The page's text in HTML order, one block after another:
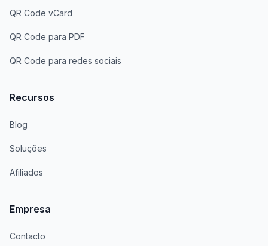
QR Code vCard
QR Code para PDF
QR Code para redes sociais
Recursos
Blog
Soluções
Afiliados
Empresa
Contacto